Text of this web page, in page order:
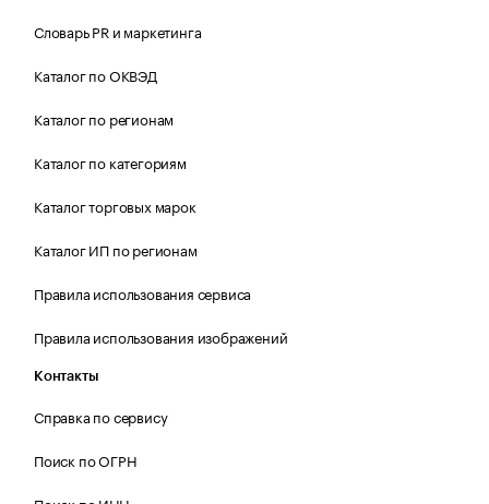
Словарь PR и маркетинга
Каталог по ОКВЭД
Каталог по регионам
Каталог по категориям
Каталог торговых марок
Каталог ИП по регионам
Правила использования сервиса
Правила использования изображений
Контакты
Справка по сервису
Поиск по ОГРН